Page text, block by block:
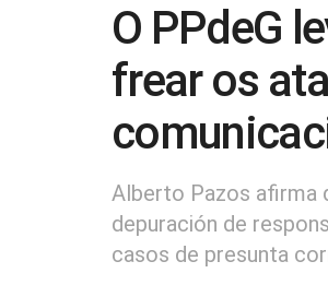
O PPdeG
frear os
Alberto Pazos afirma
depuración de
casos de presunta